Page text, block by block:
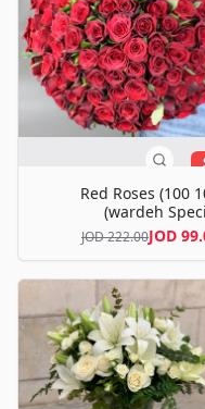
100 Red Roses (100
wardeh
222.00 JOD